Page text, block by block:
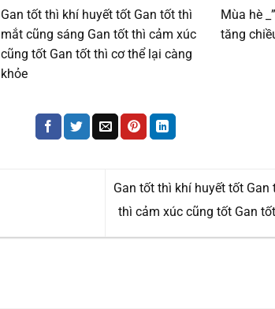
Gan tốt thì khí huyết tốt Gan tốt thì
mắt cũng sáng Gan tốt thì cảm xúc
cũng tốt Gan tốt thì cơ thể lại càng
khỏe
Mùa hè
tăng
Gan tốt thì khí huyết tốt
thì cảm xúc cũng tốt Gan